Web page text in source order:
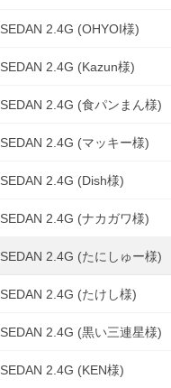
SEDAN 2.4G (OHYOI様)
SEDAN 2.4G (Kazun様)
SEDAN 2.4G (食パンまん様)
SEDAN 2.4G (マッキー様)
SEDAN 2.4G (Dish様)
SEDAN 2.4G (ナカガワ様)
SEDAN 2.4G (たにしゅー様)
SEDAN 2.4G (たけし様)
SEDAN 2.4G (黒い三連星様)
SEDAN 2.4G (KEN様)